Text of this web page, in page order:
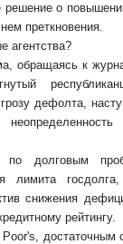
решение о
преткновения.
агентства?
обращаясь к
дефолта,
по долговым
лимита
снижения
рейтингу.
достаточным